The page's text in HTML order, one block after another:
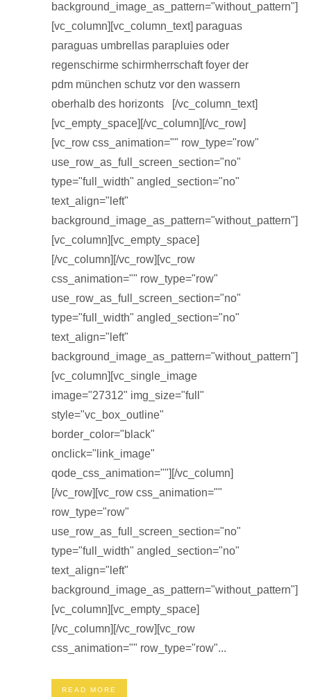
background_image_as_pattern="without_pattern"]
[vc_column][vc_column_text] paraguas
paraguas umbrellas parapluies oder
regenschirme schirmherrschaft foyer der
pdm münchen schutz vor den wassern
oberhalb des horizonts [/vc_column_text]
[vc_empty_space][/vc_column][/vc_row]
[vc_row css_animation="" row_type="row"
use_row_as_full_screen_section="no"
type="full_width" angled_section="no"
text_align="left"
background_image_as_pattern="without_pattern"]
[vc_column][vc_empty_space]
[/vc_column][/vc_row][vc_row
css_animation="" row_type="row"
use_row_as_full_screen_section="no"
type="full_width" angled_section="no"
text_align="left"
background_image_as_pattern="without_pattern"]
[vc_column][vc_single_image
image="27312" img_size="full"
style="vc_box_outline"
border_color="black"
onclick="link_image"
qode_css_animation=""][/vc_column]
[/vc_row][vc_row css_animation=""
row_type="row"
use_row_as_full_screen_section="no"
type="full_width" angled_section="no"
text_align="left"
background_image_as_pattern="without_pattern"]
[vc_column][vc_empty_space]
[/vc_column][/vc_row][vc_row
css_animation="" row_type="row"...
READ MORE